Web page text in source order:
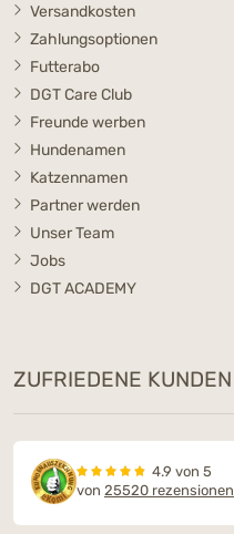
Versandkosten
Zahlungsoptionen
Futterabo
DGT Care Club
Freunde werben
Hundenamen
Katzennamen
Partner werden
Unser Team
Jobs
DGT ACADEMY
ZUFRIEDENE KUNDEN
4.9 von 5
von 25520 rezensionen